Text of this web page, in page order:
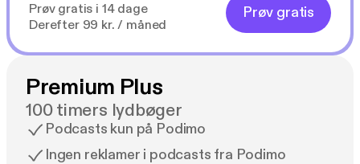
Prøv gratis i 14 dage
Derefter 99 kr. / måned
Prøv gratis
Premium Plus
100 timers lydbøger
Podcasts kun på Podimo
Ingen reklamer i podcasts fra Podimo